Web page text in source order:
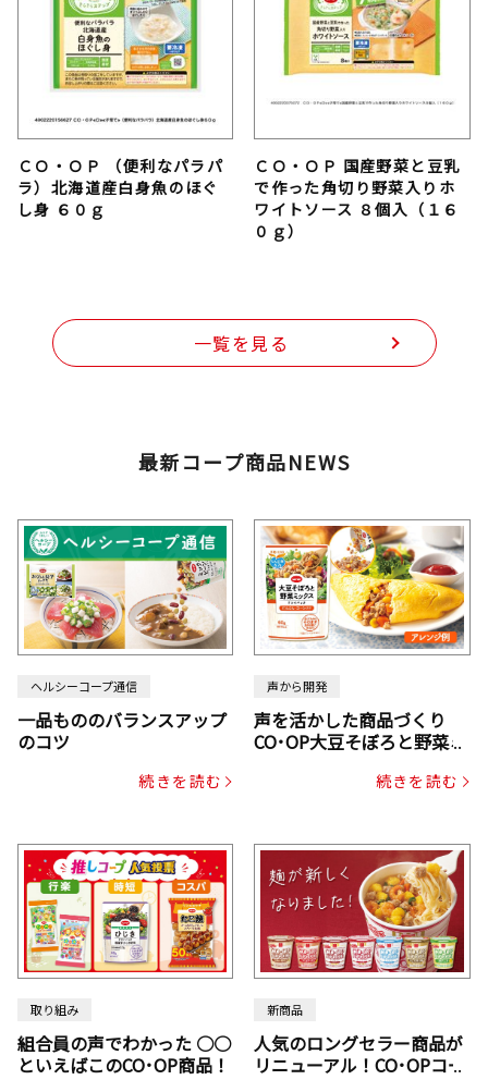
ＣＯ・ＯＰ （便利なパラパ
ラ）北海道産白身魚のほぐ
し身 ６０ｇ
ＣＯ・ＯＰ 国産野菜と豆乳
で作った角切り野菜入りホ
ワイトソース ８個入（１６
０ｇ）
一覧を見る
最新コープ商品NEWS
ヘルシーコープ通信
一品もののバランスアップ
のコツ
続きを読む
声から開発
声を活かした商品づくり
CO･OP大豆そぼろと野菜ミ
じん・コーン入り）続きを読む
取り組み
組合員の声でわかった ○○
といえばこのCO･OP商品！
新商品
人気のロングセラー商品が
リニューアル！CO･OPコー